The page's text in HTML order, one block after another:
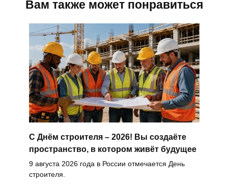
Вам также может понравиться
С Днём строителя – 2026! Вы создаёте
пространство, в котором живёт будущее
9 августа 2026 года в России отмечается День
строителя.